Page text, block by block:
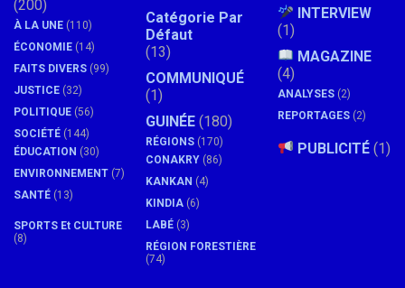
(200)
À LA UNE (110)
ÉCONOMIE (14)
FAITS DIVERS (99)
JUSTICE (32)
POLITIQUE (56)
SOCIÉTÉ (144)
ÉDUCATION (30)
ENVIRONNEMENT (7)
SANTÉ (13)
SPORTS Et CULTURE
(8)
Catégorie Par
Défaut
(13)
COMMUNIQUÉ
(1)
GUINÉE (180)
RÉGIONS (170)
CONAKRY (86)
KANKAN (4)
KINDIA (6)
LABÉ (3)
RÉGION FORESTIÈRE
(74)
INTERVIEW
(1)
MAGAZINE
(4)
ANALYSES (2)
REPORTAGES (2)
PUBLICITÉ (1)